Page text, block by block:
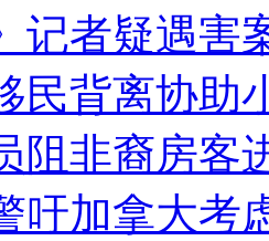
记者疑遇
民背离协助
阻非裔房客
吁加拿大考